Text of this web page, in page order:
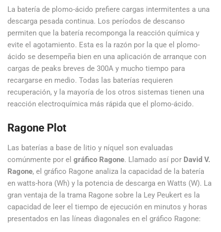
La batería de plomo-ácido prefiere cargas intermitentes a una
descarga pesada continua. Los períodos de descanso
permiten que la batería recomponga la reacción química y
evite el agotamiento. Esta es la razón por la que el plomo-
ácido se desempeña bien en una aplicación de arranque con
cargas de peaks breves de 300A y mucho tiempo para
recargarse en medio. Todas las baterías requieren
recuperación, y la mayoría de los otros sistemas tienen una
reacción electroquímica más rápida que el plomo-ácido.
Ragone Plot
Las baterías a base de litio y níquel son evaluadas
comúnmente por el gráfico Ragone. Llamado así por David V.
Ragone, el gráfico Ragone analiza la capacidad de la batería
en watts-hora (Wh) y la potencia de descarga en Watts (W). La
gran ventaja de la trama Ragone sobre la Ley Peukert es la
capacidad de leer el tiempo de ejecución en minutos y horas
presentados en las líneas diagonales en el gráfico Ragone: